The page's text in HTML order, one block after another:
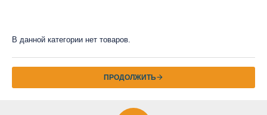
В данной категории нет товаров.
ПРОДОЛЖИТЬ